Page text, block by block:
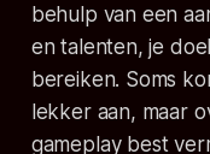
behulp van een
en talenten, je
bereiken. Soms
lekker aan, maar
gameplay best